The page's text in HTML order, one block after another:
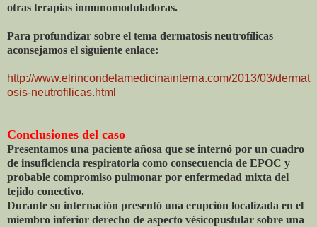
otras terapias inmunomoduladoras.
Para profundizar sobre el tema dermatosis neutrofílicas
aconsejamos el siguiente enlace:
http://www.elrincondelamedicinainterna.com/2013/03/dermat
osis-neutrofilicas.html
Conclusiones del caso
Presentamos una paciente añosa que se internó por un cuadro
de insuficiencia respiratoria como consecuencia de EPOC y
probable compromiso pulmonar por enfermedad mixta del
tejido conectivo.
Durante su internación presentó una erupción localizada en el
miembro inferior derecho de aspecto vésicopustular sobre una